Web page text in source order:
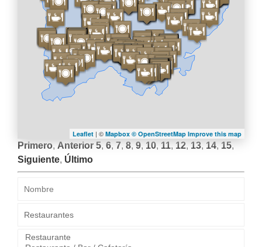
Leaflet | © Mapbox © OpenStreetMap Improve this map
Primero, Anterior 5, 6, 7, 8, 9, 10, 11, 12, 13, 14, 15,
Siguiente, Último